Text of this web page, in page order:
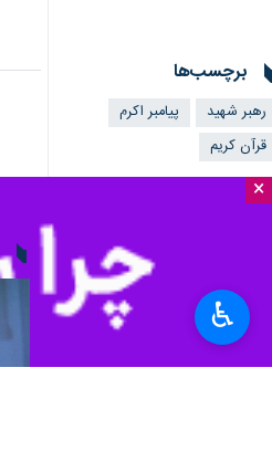
×
برچسب‌ها
رهبر شهید
پیامبر اکرم
قرآن کریم
♿︎